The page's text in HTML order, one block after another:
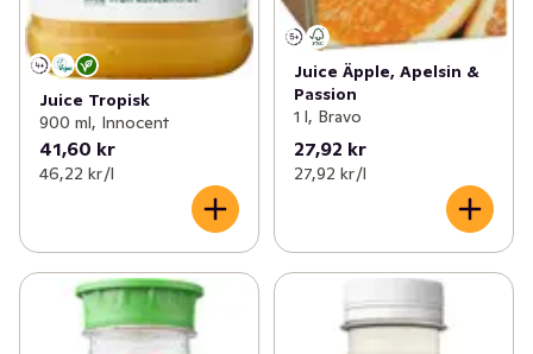
Juice Tropisk
900 ml, Innocent
41,60 kr
46,22 kr /l
Juice Äpple, Apelsin &
Passion
1 l, Bravo
27,92 kr
27,92 kr /l